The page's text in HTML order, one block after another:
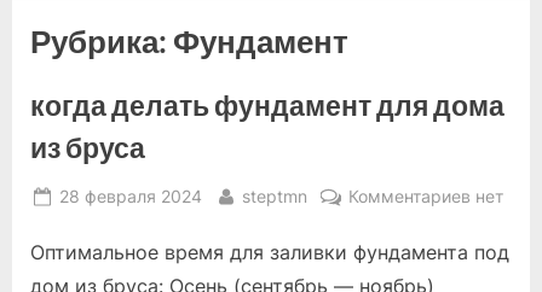
Рубрика: Фундамент
когда делать фундамент для дома
из бруса
Posted
28 февраля 2024 By
steptmn Комментариевк
когда
нет
Оптимальное время для заливки фундамента под
дом из бруса: Осень (сентябрь — ноябрь)